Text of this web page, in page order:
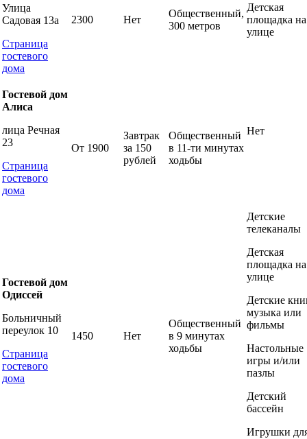
Улица
Садовая 13а
Страница
гостевого
дома
2300 Нет
Общественный,
300 метров
Детская
площадка на
улице
Гостевой дом
Алиса
лица Речная
23
Страница
гостевого
дома
От 1900
Завтрак
за 150
рублей
Общественный
в 11-ти минутах
ходьбы
Нет
Гостевой дом
Одиссей
Больничный
переулок 10
Страница
гостевого
дома
1450 Нет
Общественный
в 9 минутах
ходьбы
Детские
телеканалы
Детская
площадка на
улице
Детские
музыка или
фильмы
Настольные
игры и/или
пазлы
Детский
бассейн
Игрушки